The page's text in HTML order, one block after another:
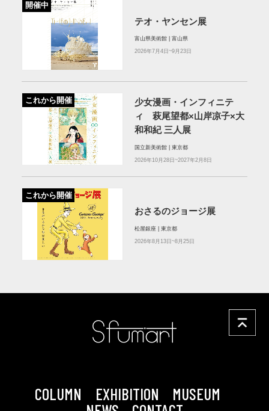
開催中
テオ・ヤンセン展
富山県美術館 | 富山県
2026年7月4日~9月23日
これから開催
少女漫画・インフィニテ
ィ 萩尾望都×山岸凉子×大
和和紀 三人展
国立新美術館 | 東京都
2026年10月28日~2027年2月8日
これから開催
おさるのジョージ展
松屋銀座 | 東京都
2026年8月13日~8月25日
COLUMN EXHIBITION
MUSEUM